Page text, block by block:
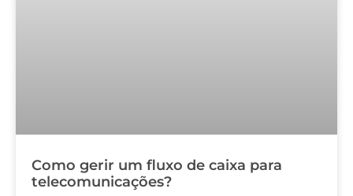
Como gerir um fluxo de caixa para
telecomunicações?